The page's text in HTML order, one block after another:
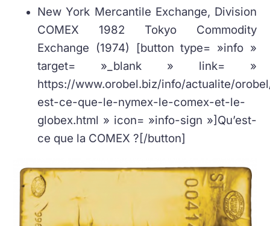
New York Mercantile Exchange, Division
COMEX 1982 Tokyo Commodity
Exchange (1974) [button type= »info »
target= »_blank » link= »
https://www.orobel.biz/info/actualite/
est-ce-que-le-nymex-le-comex-et-le-
globex.html » icon= »info-sign »]Qu’est-
ce que la COMEX ?[/button]